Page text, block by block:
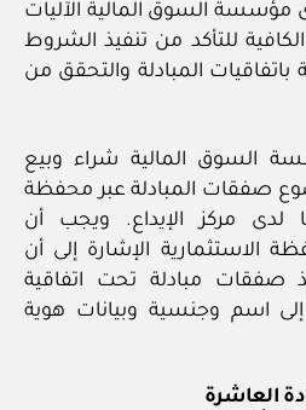
مؤسسة السوق المالية الآليات
الكافية للتأكد من تنفيذ الشروط
المبادلة والتحقق من
السوق المالية شراء وبيع
صفقات المبادلة عبر محفظة
لدى مركز الإيداع. ويجب أن
الاستثمارية الإشارة إلى أن
صفقات مبادلة تحت اتفاقية
إلى اسم وجنسية وبيانات هوية
العاشرة